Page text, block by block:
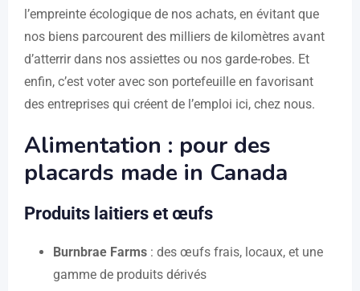
l’empreinte écologique de nos achats, en évitant que
nos biens parcourent des milliers de kilomètres avant
d’atterrir dans nos assiettes ou nos garde-robes. Et
enfin, c’est voter avec son portefeuille en favorisant
des entreprises qui créent de l’emploi ici, chez nous.
Alimentation : pour des
placards made in Canada
Produits laitiers et œufs
Burnbrae Farms : des œufs frais, locaux, et une
gamme de produits dérivés